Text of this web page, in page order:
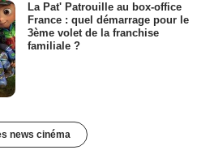
La Pat' Patrouille au box-office
France : quel démarrage pour le
3ème volet de la franchise
familiale ?
news cinéma